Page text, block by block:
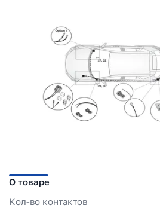
О товаре
Кол-во контактов